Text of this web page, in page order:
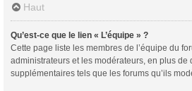
Haut
Qu’est-ce que le lien « L’équipe » ?
Cette page liste les membres de l’équipe du
administrateurs et les modérateurs, en plus de
supplémentaires tels que les forums qu’ils